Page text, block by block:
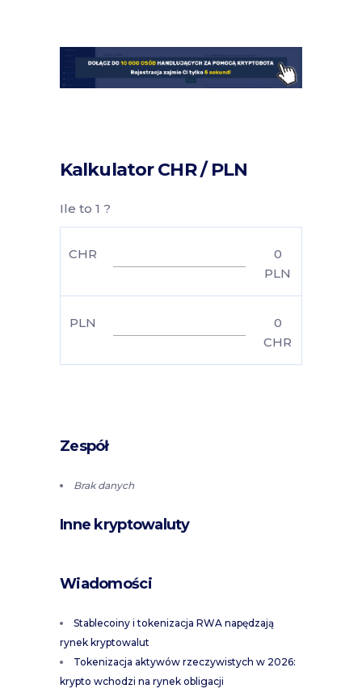
Kalkulator CHR / PLN
Ile to 1 ?
CHR
0
PLN
PLN
0
CHR
Zespół
Brak danych
Inne kryptowaluty
Wiadomości
Stablecoiny i tokenizacja RWA napędzają
rynek kryptowalut
Tokenizacja aktywów rzeczywistych w 2026:
krypto wchodzi na rynek obligacji